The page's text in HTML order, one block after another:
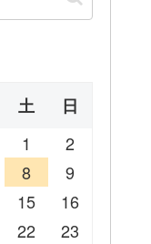
土
日
1
2
8
9
15
16
22
23